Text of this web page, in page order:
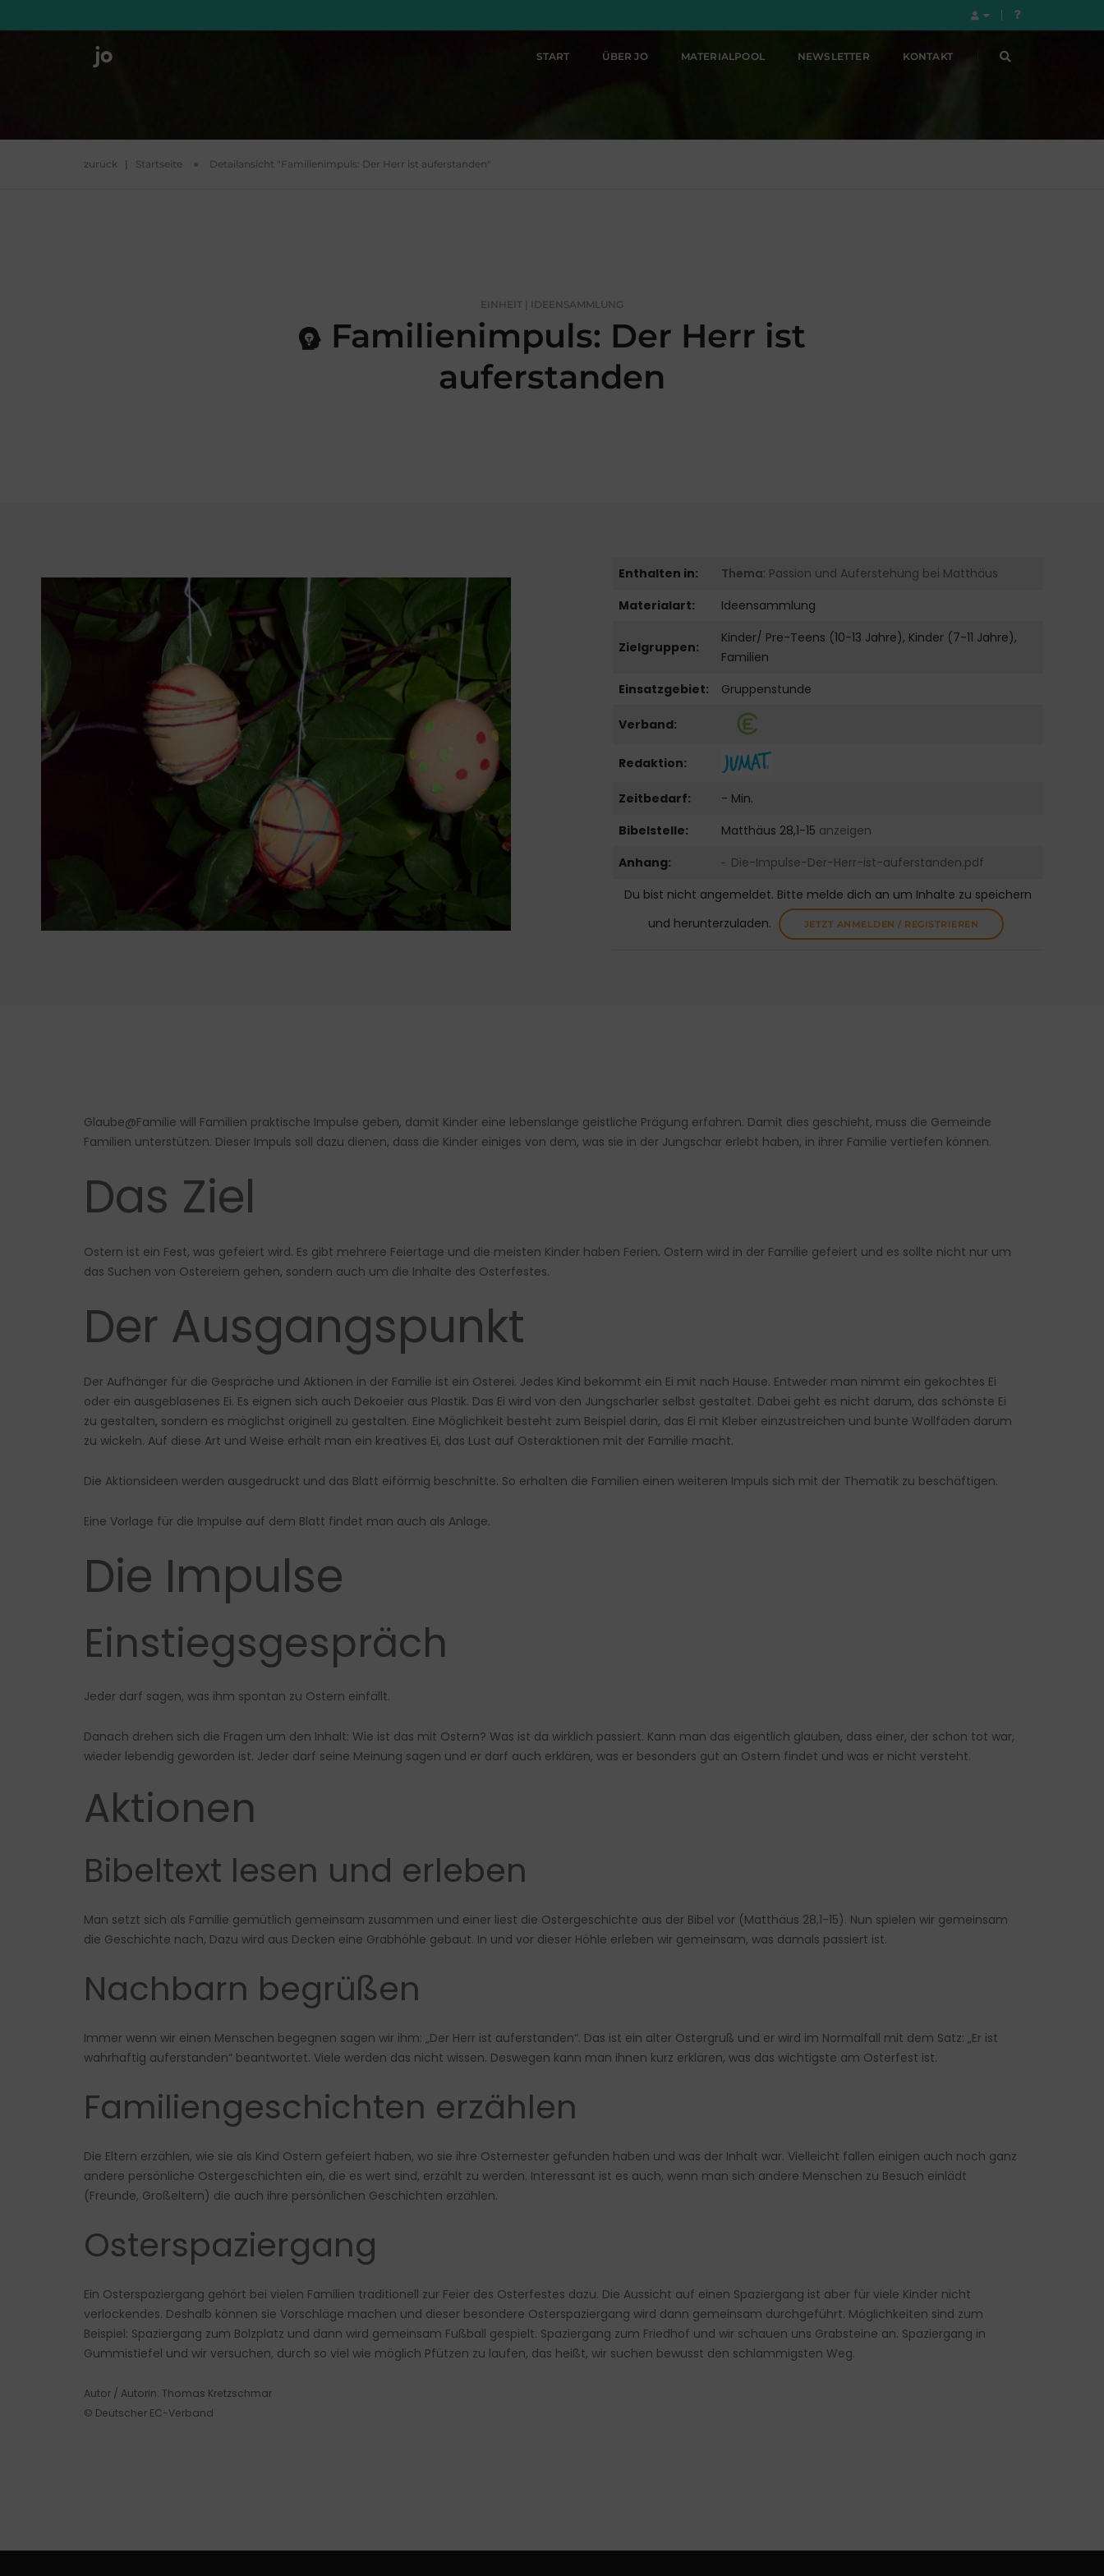
START ÜBER JO MATERIALPOOL NEWSLETTER KONTAKT
zurück | Startseite Detailansicht "Familienimpuls: Der Herr ist auferstanden"
EINHEIT | IDEENSAMMLUNG
Familienimpuls: Der Herr ist
auferstanden
Enthalten in: Thema: Passion und Auferstehung bei Matthäus
Materialart:
Ideensammlung
Zielgruppen:
Kinder/ Pre-Teens (10-13 Jahre), Kinder (7-11 Jahre),
Familien
Einsatzgebiet:
Gruppenstunde
Verband:
Redaktion:
Zeitbedarf:
- Min.
Bibelstelle:
Matthäus 28,1-15 anzeigen
Anhang:
Die-Impulse-Der-Herr-ist-auferstanden.pdf
Du bist nicht angemeldet. Bitte melde dich an um Inhalte zu speichern
und herunterzuladen.
JETZT ANMELDEN / REGISTRIEREN
Glaube@Familie will Familien praktische Impulse geben, damit Kinder eine lebenslange geistliche Prägung erfahren. Damit dies geschieht, muss die Gemeinde
Familien unterstützen. Dieser Impuls soll dazu dienen, dass die Kinder einiges von dem, was sie in der Jungschar erlebt haben, in ihrer Familie vertiefen können.
Das Ziel
Ostern ist ein Fest, was gefeiert wird. Es gibt mehrere Feiertage und die meisten Kinder haben Ferien. Ostern wird in der Familie gefeiert und es sollte nicht nur um
das Suchen von Ostereiern gehen, sondern auch um die Inhalte des Osterfestes.
Der Ausgangspunkt
Der Aufhänger für die Gespräche und Aktionen in der Familie ist ein Osterei. Jedes Kind bekommt ein Ei mit nach Hause. Entweder man nimmt ein gekochtes Ei
oder ein ausgeblasenes Ei. Es eignen sich auch Dekoeier aus Plastik. Das Ei wird von den Jungscharler selbst gestaltet. Dabei geht es nicht darum, das schönste Ei
zu gestalten, sondern es möglichst originell zu gestalten. Eine Möglichkeit besteht zum Beispiel darin, das Ei mit Kleber einzustreichen und bunte Wollfäden darum
zu wickeln. Auf diese Art und Weise erhält man ein kreatives Ei, das Lust auf Osteraktionen mit der Familie macht.
Die Aktionsideen werden ausgedruckt und das Blatt eiförmig beschnitte. So erhalten die Familien einen weiteren Impuls sich mit der Thematik zu beschäftigen.
Eine Vorlage für die Impulse auf dem Blatt findet man auch als Anlage.
Die Impulse
Einstiegsgespräch
Jeder darf sagen, was ihm spontan zu Ostern einfällt.
Danach drehen sich die Fragen um den Inhalt: Wie ist das mit Ostern? Was ist da wirklich passiert. Kann man das eigentlich glauben, dass einer, der schon tot war,
wieder lebendig geworden ist. Jeder darf seine Meinung sagen und er darf auch erklären, was er besonders gut an Ostern findet und was er nicht versteht.
Aktionen
Bibeltext lesen und erleben
Man setzt sich als Familie gemütlich gemeinsam zusammen und einer liest die Ostergeschichte aus der Bibel vor (Matthäus 28,1-15). Nun spielen wir gemeinsam
die Geschichte nach, Dazu wird aus Decken eine Grabhöhle gebaut. In und vor dieser Höhle erleben wir gemeinsam, was damals passiert ist.
Nachbarn begrüßen
Immer wenn wir einen Menschen begegnen sagen wir ihm: „Der Herr ist auferstanden“. Das ist ein alter Ostergruß und er wird im Normalfall mit dem Satz: „Er ist
wahrhaftig auferstanden“ beantwortet. Viele werden das nicht wissen. Deswegen kann man ihnen kurz erklären, was das wichtigste am Osterfest ist.
Familiengeschichten erzählen
Die Eltern erzählen, wie sie als Kind Ostern gefeiert haben, wo sie ihre Osternester gefunden haben und was der Inhalt war. Vielleicht fallen einigen auch noch ganz
andere persönliche Ostergeschichten ein, die es wert sind, erzählt zu werden. Interessant ist es auch, wenn man sich andere Menschen zu Besuch einlädt
(Freunde, Großeltern) die auch ihre persönlichen Geschichten erzählen.
Osterspaziergang
Ein Osterspaziergang gehört bei vielen Familien traditionell zur Feier des Osterfestes dazu. Die Aussicht auf einen Spaziergang ist aber für viele Kinder nicht
verlockendes. Deshalb können sie Vorschläge machen und dieser besondere Osterspaziergang wird dann gemeinsam durchgeführt. Möglichkeiten sind zum
Beispiel: Spaziergang zum Bolzplatz und dann wird gemeinsam Fußball gespielt. Spaziergang zum Friedhof und wir schauen uns Grabsteine an. Spaziergang in
Gummistiefel und wir versuchen, durch so viel wie möglich Pfützen zu laufen, das heißt, wir suchen bewusst den schlammigsten Weg.
Autor / Autorin: Thomas Kretzschmar
© Deutscher EC-Verband